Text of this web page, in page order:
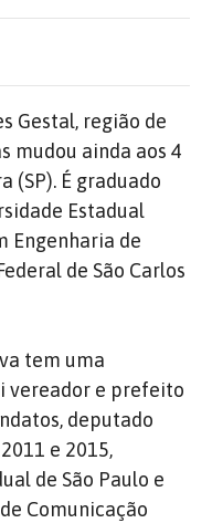
Gestal, região de
mudou ainda aos 4
(SP). É graduado
Estadual
Engenharia de
de São Carlos
tem uma
vereador e prefeito
deputado
e 2015,
de São Paulo e
Comunicação